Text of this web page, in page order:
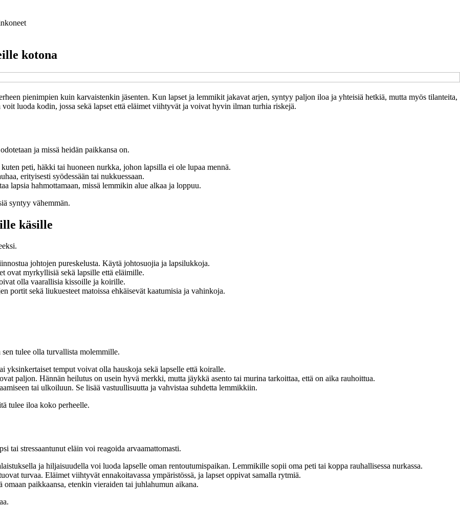
kotona
pienimpien kuin karvaistenkin jäsenten. Kun lapset ja lemmikit jakavat arjen, syntyy paljon iloa ja yhteisiä hetkiä, mutta myös tilanteita,
luoda kodin, jossa sekä lapset että eläimet viihtyvät ja voivat hyvin ilman turhia riskejä.
ja missä heidän paikkansa on.
peti, häkki tai huoneen nurkka, johon lapsilla ei ole lupaa mennä.
erityisesti syödessään tai nukkuessaan.
lapsia hahmottamaan, missä lemmikin alue alkaa ja loppuu.
syntyy vähemmän.
käsille
johtojen pureskelusta. Käytä johtosuojia ja lapsilukkoja.
ovat myrkyllisiä sekä lapsille että eläimille.
olla vaarallisia kissoille ja koirille.
portit sekä liukuesteet matoissa ehkäisevät kaatumisia ja vahinkoja.
tulee olla turvallista molemmille.
temput voivat olla hauskoja sekä lapselle että koiralle.
paljon. Hännän heilutus on usein hyvä merkki, mutta jäykkä asento tai murina tarkoittaa, että on aika rauhoittua.
tai ulkoiluun. Se lisää vastuullisuutta ja vahvistaa suhdetta lemmikkiin.
tulee iloa koko perheelle.
tai stressaantunut eläin voi reagoida arvaamattomasti.
ja hiljaisuudella voi luoda lapselle oman rentoutumispaikan. Lemmikille sopii oma peti tai koppa rauhallisessa nurkassa.
turvaa. Eläimet viihtyvät ennakoitavassa ympäristössä, ja lapset oppivat samalla rytmiä.
paikkaansa, etenkin vieraiden tai juhlahumun aikana.